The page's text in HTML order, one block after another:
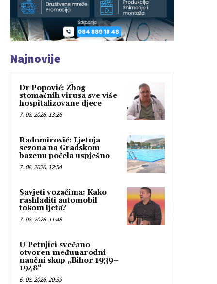
Najnovije
Dr Popović: Zbog
stomačnih virusa sve više
hospitalizovane djece
7. 08. 2026. 13:26
Radomirović: Ljetnja
sezona na Gradskom
bazenu počela uspješno
7. 08. 2026. 12:54
Savjeti vozačima: Kako
rashladiti automobil
tokom ljeta?
7. 08. 2026. 11:48
U Petnjici svečano
otvoren međunarodni
naučni skup „Bihor 1939–
1948“
6. 08. 2026. 20:39